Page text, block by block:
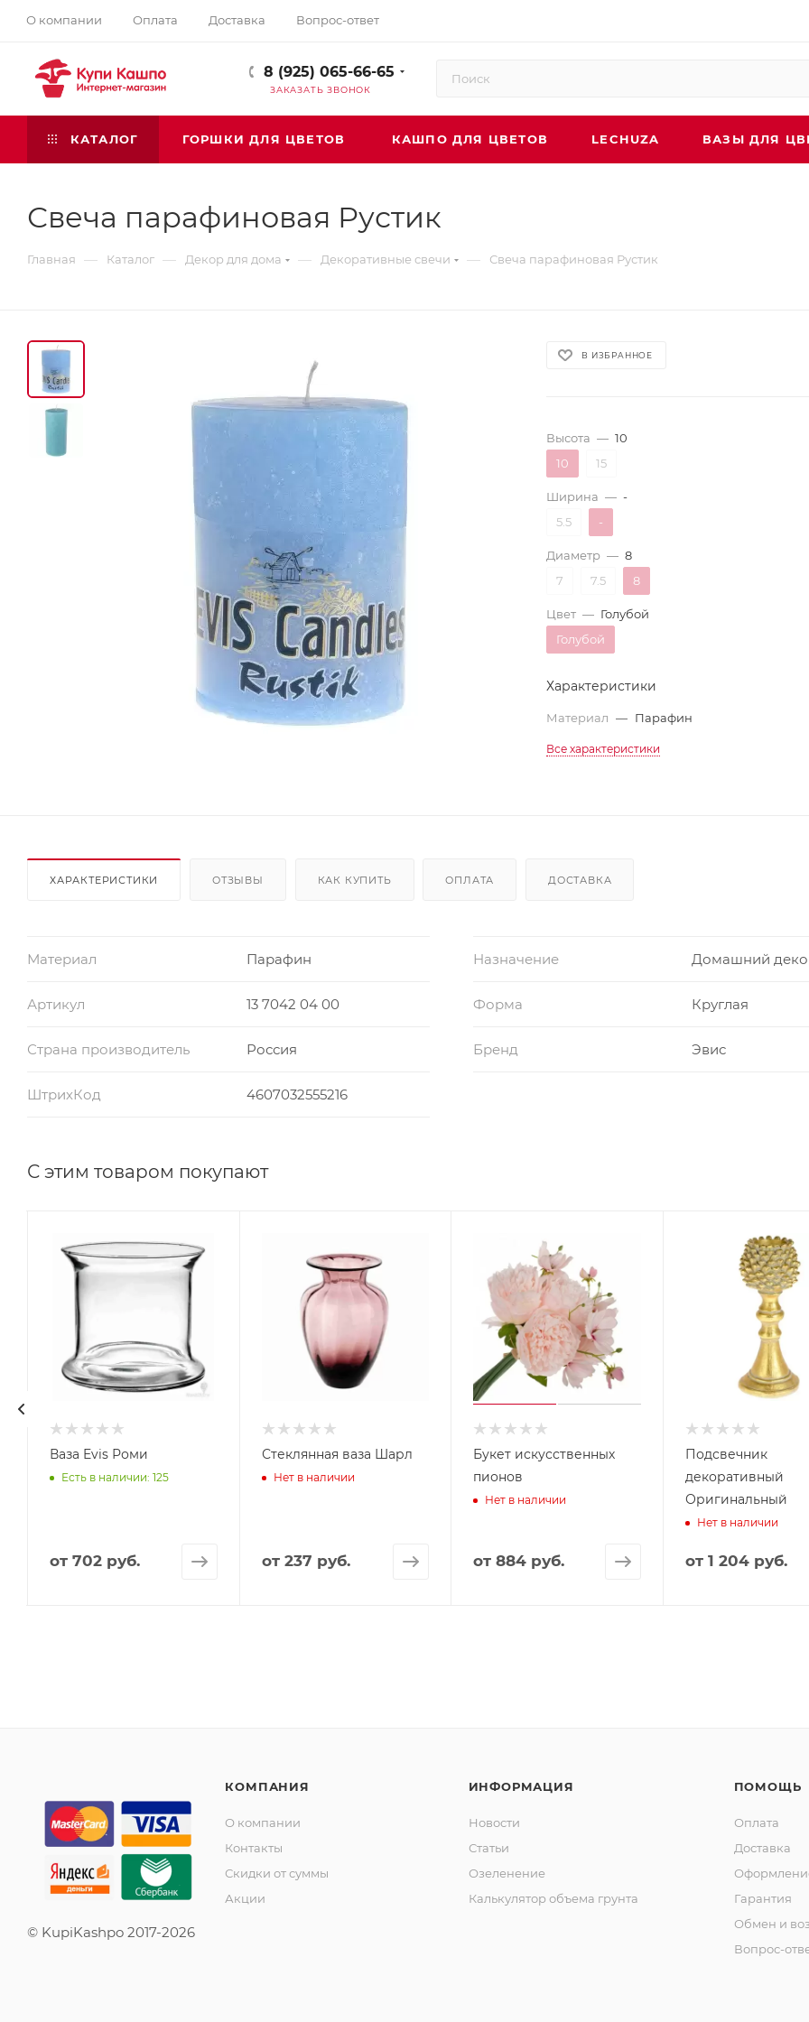
О компании Оплата Доставка Вопрос-ответ
8 (925) 065-66-65
ЗАКАЗАТЬ ЗВОНОК
КАТАЛОГ ГОРШКИ ДЛЯ ЦВЕТОВ КАШПО ДЛЯ ЦВЕТОВ LECHUZA ВАЗЫ ДЛЯ
Свеча парафиновая Рустик
Главная — Каталог — Декор для дома — Декоративные свечи — Свеча парафиновая Рустик
В ИЗБРАННОЕ
Высота — 10
10
15
Ширина — -
5.5
-
Диаметр — 8
7
7.5 8
Цвет — Голубой
Голубой
Характеристики
Материал — Парафин
Все характеристики
ХАРАКТЕРИСТИКИ ОТЗЫВЫ КАК КУПИТЬ ОПЛАТА ДОСТАВКА
Материал Парафин Назначение Домашний
Артикул 13 7042 04 00 Форма Круглая
Страна производитель Россия Бренд Эвис
ШтрихКод 4607032555216
С этим товаром покупают
Ваза Evis Роми
Есть в наличии: 125
от 702 руб.
Стеклянная ваза Шарл
Нет в наличии
от 237 руб.
Букет искусственных
пионов
Нет в наличии
от884 руб.
Подсвечник
декоративный
Оригинальный
Нет в наличии
от 1 204 руб.
© KupiKashpo 2017-2026
КОМПАНИЯ
О компании
Контакты
Скидки от суммы
Акции
ИНФОРМАЦИЯ
Новости
Статьи
Озеленение
Калькулятор объема грунта
ПОМОЩЬ
Оплата
Доставка
Гарантия
Обмен и
Вопрос-